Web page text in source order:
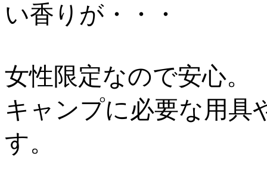
い香りが・・・
女性限定なので安心。
キャンプに必要な用具
す。